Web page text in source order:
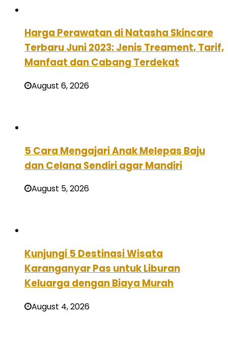
Harga Perawatan di Natasha Skincare
Terbaru Juni 2023: Jenis Treament, Tarif,
Manfaat dan Cabang Terdekat
August 6, 2026
5 Cara Mengajari Anak Melepas Baju
dan Celana Sendiri agar Mandiri
August 5, 2026
Kunjungi 5 Destinasi Wisata
Karanganyar Pas untuk Liburan
Keluarga dengan Biaya Murah
August 4, 2026